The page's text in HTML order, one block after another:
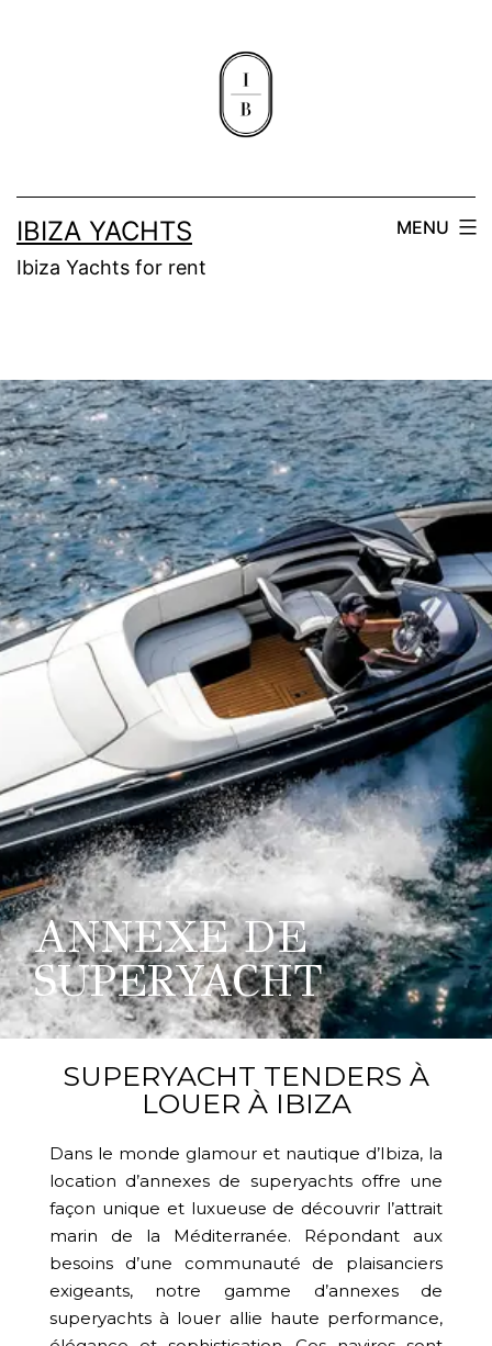
IBIZA YACHTS
Ibiza Yachts for rent
MENU
ANNEXE DE
SUPERYACHT
SUPERYACHT TENDERS À
LOUER À IBIZA
Dans le monde glamour et nautique d’Ibiza, la
location d’annexes de superyachts offre une
façon unique et luxueuse de découvrir l’attrait
marin de la Méditerranée. Répondant aux
besoins d’une communauté de plaisanciers
exigeants, notre gamme d’annexes de
superyachts à louer allie haute performance,